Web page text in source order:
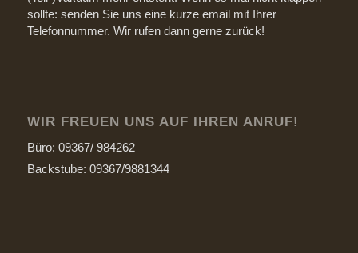
sollte: senden Sie uns eine kurze email mit Ihrer
Telefonnummer. Wir rufen dann gerne zurück!
WIR FREUEN UNS AUF IHREN ANRUF!
Büro: 09367/ 984262
Backstube: 09367/9881344